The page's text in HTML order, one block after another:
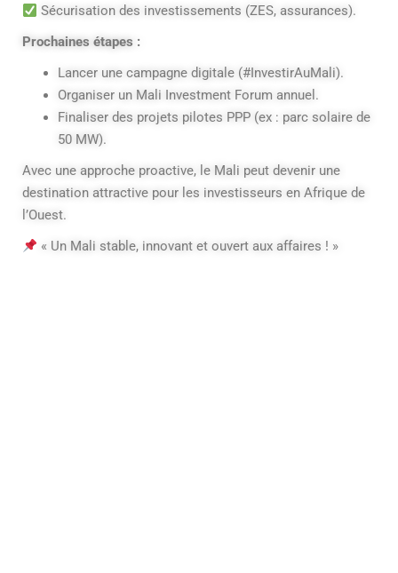
Sécurisation des investissements (ZES, assurances).
Prochaines étapes :
Lancer une campagne digitale (#InvestirAuMali).
Organiser un Mali Investment Forum annuel.
Finaliser des projets pilotes PPP (ex : parc solaire de
50 MW).
Avec une approche proactive, le Mali peut devenir une
destination attractive pour les investisseurs en Afrique de
l’Ouest.
« Un Mali stable, innovant et ouvert aux affaires ! »